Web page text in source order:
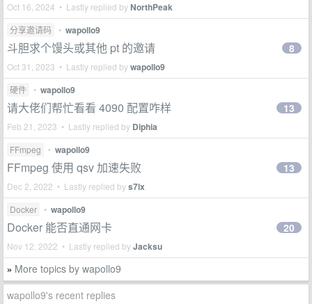
Oct 16, 2024 • Lastly replied byNorthPeak
分享邀请码 • wapollo9
斗胆求个馒头或其他 pt 的邀请
Oct 31, 2023 • Lastly replied bywapollo9
8
硬件 • wapollo9
请大佬们帮忙看看 4090 配置咋样
Feb 21, 2023 • Lastly replied by Diphia
13
FFmpeg • wapollo9
FFmpeg 使用 qsv 加速失败
Dec 2, 2022 • Lastly replied bys7lx
13
Docker • wapollo9
Docker 能否直通网卡
Nov 12, 2022 • Lastly replied byJacksu
20
» More topics by wapollo9
wapollo9's recent replies